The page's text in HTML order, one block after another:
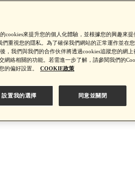
4-8/9 單筆消費滿$3,000現折$300】
導購滿$2,000送100點LINE POINTS！
Pay卡享最高6%回饋▼點我了解詳
cookies來提升您的個人化體驗，並根據您的興趣來
們重視您的隱私。為了確保我們網站的正常運作並在
，我們與我們的合作伙伴將透過cookies追蹤您的網
網絡相關的功能。若需進一步了解，請參閱我們的
的偏好設置。
COOKIE政策
設置我的選擇 同意並關閉